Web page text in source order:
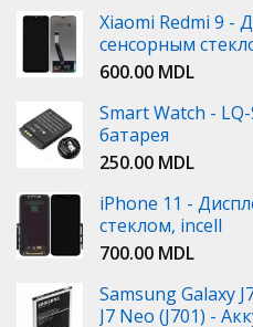
Xiaomi Redmi 9 -
сенсорным
600.00 MDL
Smart Watch -
батарея
250.00 MDL
iPhone 11 -
стеклом, incell
700.00 MDL
Samsung Galaxy
J7 Neo (J701) -